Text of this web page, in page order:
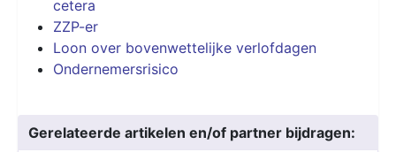
cetera
ZZP-er
Loon over bovenwettelijke verlofdagen
Ondernemersrisico
Gerelateerde artikelen en/of partner bijdragen: